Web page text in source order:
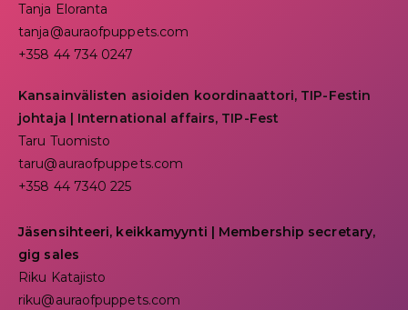
Tanja Eloranta
tanja@auraofpuppets.com
+358 44 734 0247
Kansainvälisten asioiden koordinaattori, TIP-Festin
johtaja | International affairs, TIP-Fest
Taru Tuomisto
taru@auraofpuppets.com
+358 44 7340 225
Jäsensihteeri, keikkamyynti | Membership secretary,
gig sales
Riku Katajisto
riku@auraofpuppets.com